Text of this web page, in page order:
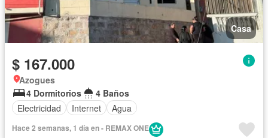
Casa
$ 167.000
Azogues
4 Dormitorios
4 Baños
Electricidad
Internet Agua
Hace 2 semanas, 1 día en - REMAX ONE